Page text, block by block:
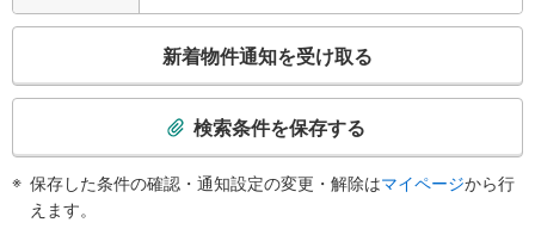
検
新着物件通知を受け取る
検索条件を保存する
保存した条件の確認・通知設定の変更・解除はマイページから行
えます。